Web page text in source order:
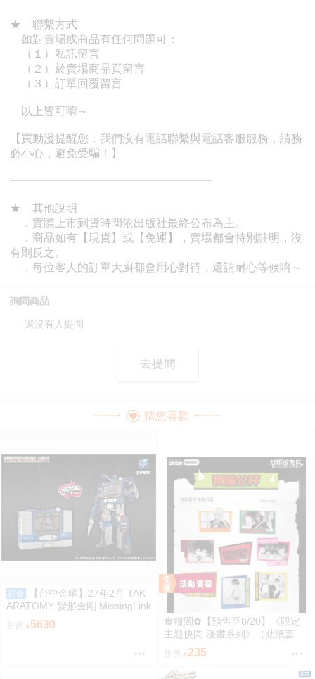
詢問商品
還沒有人提問
去提問
猜您喜歡
訂金
【台中金曜】27年2月 TAK
ARATOMY 變形金剛 MissingLink
D01 音波 聲波 玩具色 0828
售價 5630
食糧閣✿【預售至8/20】《限定
主題快閃 漫畫系列》（貼紙套
裝）惡靈剋星／幻影敢死隊／主
題快閃／宍喰野虎落／是岸遊人
／觀崎薰／多聞康太郎／壹宮昊
售價 235